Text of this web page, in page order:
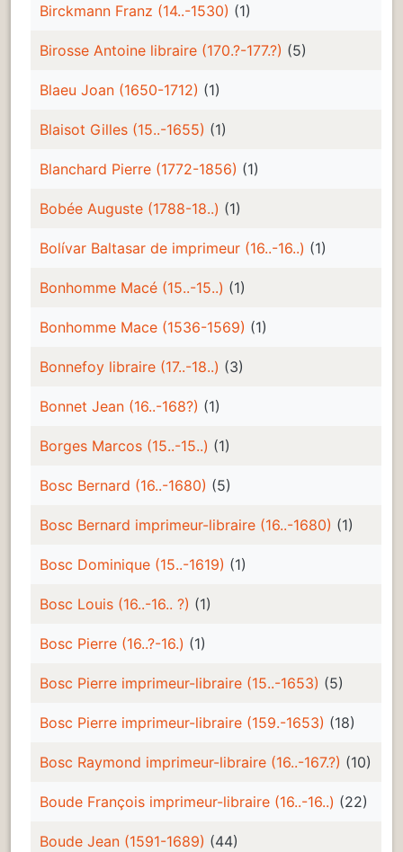
Birckmann Franz (14..-1530) (1)
Birosse Antoine libraire (170.?-177.?) (5)
Blaeu Joan (1650-1712) (1)
Blaisot Gilles (15..-1655) (1)
Blanchard Pierre (1772-1856) (1)
Bobée Auguste (1788-18..) (1)
Bolívar Baltasar de imprimeur (16..-16..) (1)
Bonhomme Macé (15..-15..) (1)
Bonhomme Mace (1536-1569) (1)
Bonnefoy libraire (17..-18..) (3)
Bonnet Jean (16..-168?) (1)
Borges Marcos (15..-15..) (1)
Bosc Bernard (16..-1680) (5)
Bosc Bernard imprimeur-libraire (16..-1680) (1)
Bosc Dominique (15..-1619) (1)
Bosc Louis (16..-16.. ?) (1)
Bosc Pierre (16..?-16.) (1)
Bosc Pierre imprimeur-libraire (15..-1653) (5)
Bosc Pierre imprimeur-libraire (159.-1653) (18)
Bosc Raymond imprimeur-libraire (16..-167.?) (10)
Boude François imprimeur-libraire (16..-16..) (22)
Boude Jean (1591-1689) (44)